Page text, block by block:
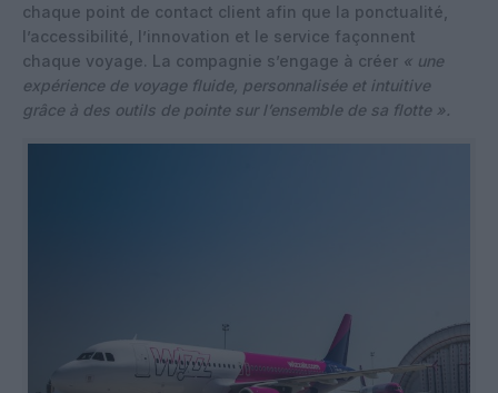
chaque point de contact client afin que la ponctualité,
l’accessibilité, l’innovation et le service façonnent
chaque voyage. La compagnie s’engage à créer « une
expérience de voyage fluide, personnalisée et intuitive
grâce à des outils de pointe sur l’ensemble de sa flotte ».